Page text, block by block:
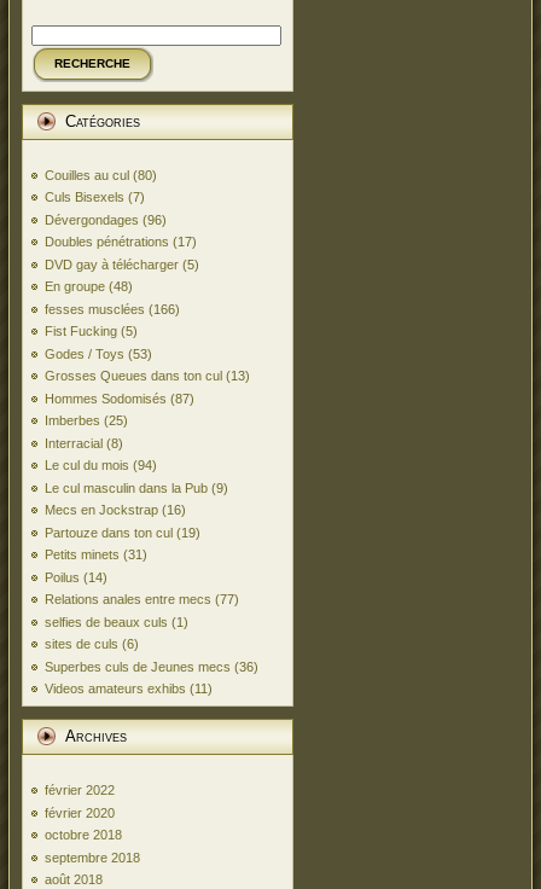
RECHERCHE
Catégories
Couilles au cul (80)
Culs Bisexels (7)
Dévergondages (96)
Doubles pénétrations (17)
DVD gay à télécharger (5)
En groupe (48)
fesses musclées (166)
Fist Fucking (5)
Godes / Toys (53)
Grosses Queues dans ton cul (13)
Hommes Sodomisés (87)
Imberbes (25)
Interracial (8)
Le cul du mois (94)
Le cul masculin dans la Pub (9)
Mecs en Jockstrap (16)
Partouze dans ton cul (19)
Petits minets (31)
Poilus (14)
Relations anales entre mecs (77)
selfies de beaux culs (1)
sites de culs (6)
Superbes culs de Jeunes mecs (36)
Videos amateurs exhibs (11)
Archives
février 2022
février 2020
octobre 2018
septembre 2018
août 2018